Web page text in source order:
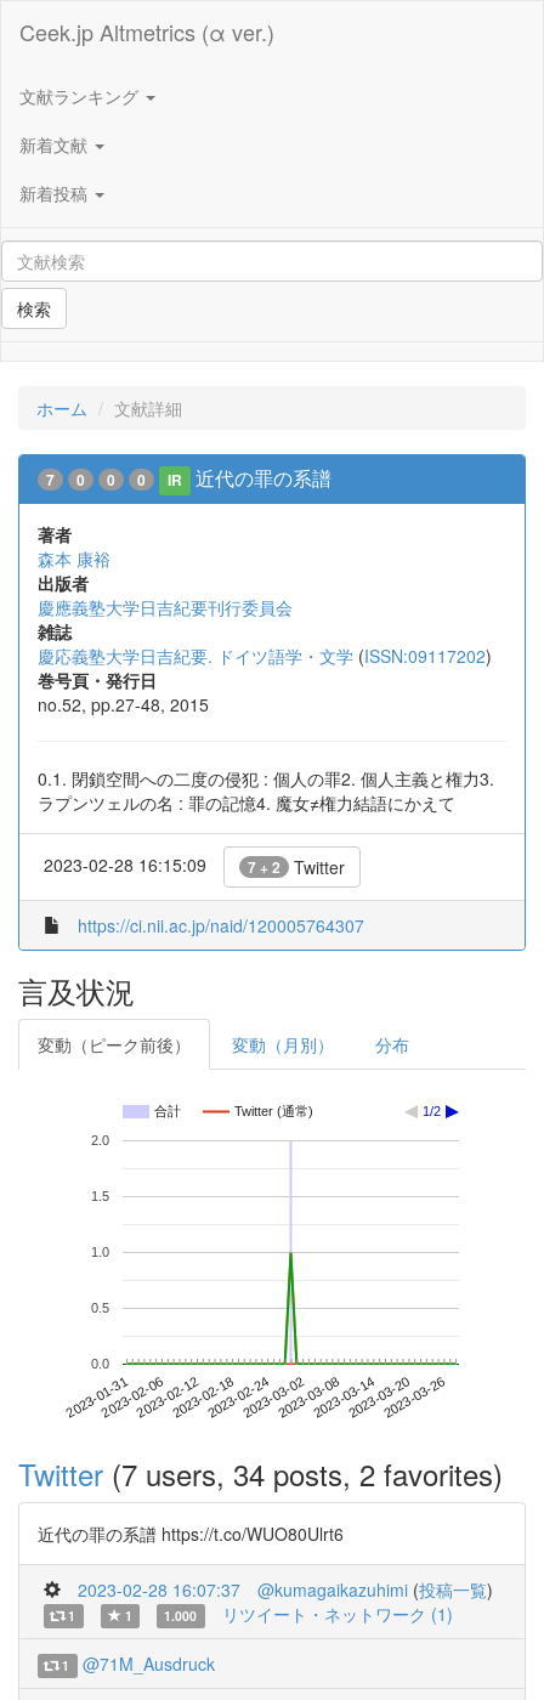
Ceek.jp Altmetrics (α ver.)
文献ランキング
新着文献
新着投稿
検索
ホーム 文献詳細
7 0 0 0 IR 近代の罪の系譜
著者
森本 康裕
出版者
慶應義塾大学日吉紀要刊行委員会
雑誌
慶応義塾大学日吉紀要. ドイツ語学・文学 (ISSN:09117202)
巻号頁・発行日
no.52, pp.27-48, 2015
0.1. 閉鎖空間への二度の侵犯 : 個人の罪2. 個人主義と権力3.
ラプンツェルの名 : 罪の記憶4. 魔女≠権力結語にかえて
2023-02-28 16:15:09 7 + 2 Twitter
https://ci.nii.ac.jp/naid/120005764307
言及状況
変動（ピーク前後） 変動（月別） 分布
合計 Twitter (通常) 1/2
2023-01-312023-02-062023-02-122023-02-182023-02-242023-03-022023-03-082023-03-142023-03-202023-03-26
0.0
0.5
1.0
1.5
2.0
Twitter (7 users, 34 posts, 2 favorites)
近代の罪の系譜 https://t.co/WUO80Ulrt6
2023-02-28 16:07:37 @kumagaikazuhimi (投稿一覧)
1 1 1.000 リツイート・ネットワーク (1)
1 @71M_Ausdruck